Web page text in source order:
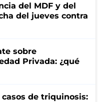
del MDF y del
del jueves contra
sobre
Privada: ¿qué
de triquinosis: